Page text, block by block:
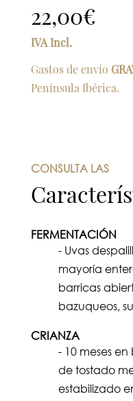
22,00€
IVA Incl.
Gastos de envío
Península Ibérica.
CONSULTA LAS
FERMENTACIÓN
- Uvas
mayoría
barricas
bazuqueos,
CRIANZA
- 10 meses
de tostado
estabilizado